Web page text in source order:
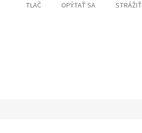
TLAČ OPÝTAŤ SA STRÁŽIŤ